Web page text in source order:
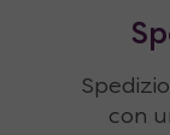
con